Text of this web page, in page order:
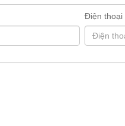
Điện thoại